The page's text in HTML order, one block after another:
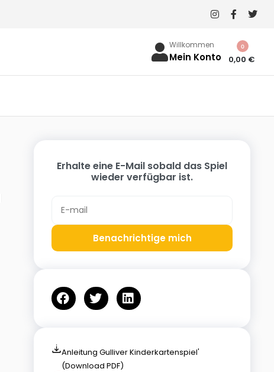
Willkommen
Mein Konto 0,00 €
0
Erhalte eine E-Mail sobald das Spiel
wieder verfügbar ist.
Benachrichtige mich
Anleitung Gulliver Kinderkartenspiel'
(Download PDF)